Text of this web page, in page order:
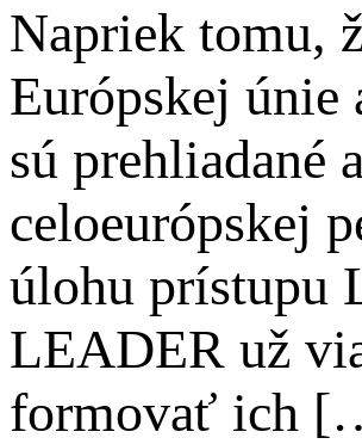
Napriek tomu,
Európskej
sú prehliadané
celoeurópskej
úlohu prístupu
LEADER už
formovať ich